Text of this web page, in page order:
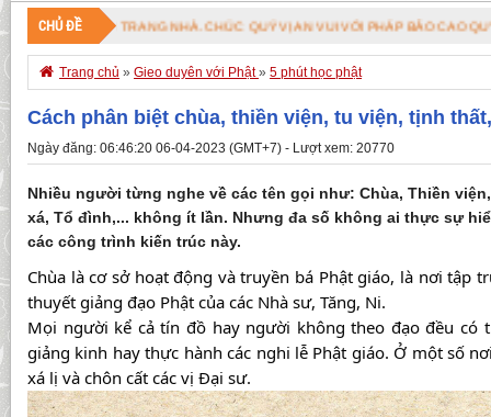
CHỦ ĐỀ
TRANG NHÀ. CHÚC QUÝ VỊ AN VUI VỚI PHÁP BẢO CAO QUÝ !
 Trang chủ » Gieo duyên với Phật» 5 phút học phật
Cách phân biệt chùa, thiền viện, tu viện, tịnh
Ngày đăng: 06:46:20 06-04-2023 (GMT+7) - Lượt xem: 20770
Nhiều người từng nghe về các tên gọi như: Chùa, Thiền
xá, Tổ đình,... không ít lần. Nhưng đa số không ai thực sự
các công trình kiến trúc này.
Chùa là cơ sở hoạt động và truyền bá Phật giáo, là nơi tập
thuyết giảng đạo Phật của các Nhà sư, Tăng, Ni.
Mọi người kể cả tín đồ hay người không theo đạo đều có
giảng kinh hay thực hành các nghi lễ Phật giáo. Ở một số
xá lị và chôn cất các vị Đại sư.